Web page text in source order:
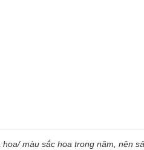
màu sắc hoa trong năm, nên